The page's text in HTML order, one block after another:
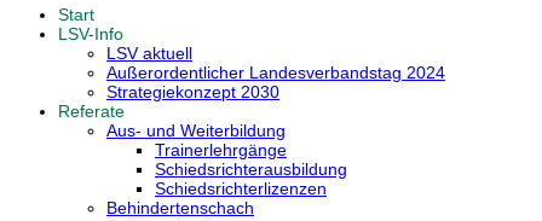
Start
LSV-Info
LSV aktuell
Außerordentlicher Landesverbandstag 2024
Strategiekonzept 2030
Referate
Aus- und Weiterbildung
Trainerlehrgänge
Schiedsrichterausbildung
Schiedsrichterlizenzen
Behindertenschach